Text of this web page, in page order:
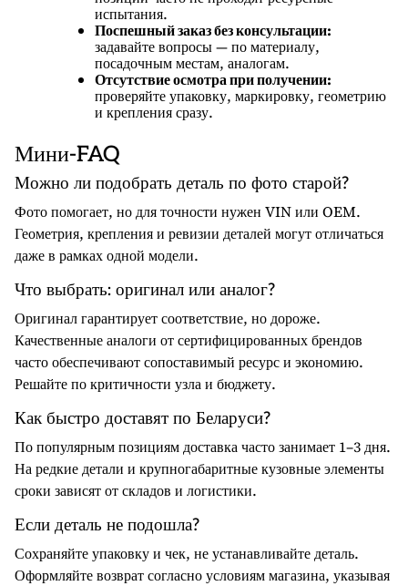
испытания.
Поспешный заказ без консультации:
задавайте вопросы — по материалу,
посадочным местам, аналогам.
Отсутствие осмотра при получении:
проверяйте упаковку, маркировку, геометрию
и крепления сразу.
Мини-FAQ
Можно ли подобрать деталь по фото старой?
Фото помогает, но для точности нужен VIN или OEM.
Геометрия, крепления и ревизии деталей могут отличаться
даже в рамках одной модели.
Что выбрать: оригинал или аналог?
Оригинал гарантирует соответствие, но дороже.
Качественные аналоги от сертифицированных брендов
часто обеспечивают сопоставимый ресурс и экономию.
Решайте по критичности узла и бюджету.
Как быстро доставят по Беларуси?
По популярным позициям доставка часто занимает 1–3 дня.
На редкие детали и крупногабаритные кузовные элементы
сроки зависят от складов и логистики.
Если деталь не подошла?
Сохраняйте упаковку и чек, не устанавливайте деталь.
Оформляйте возврат согласно условиям магазина, указывая